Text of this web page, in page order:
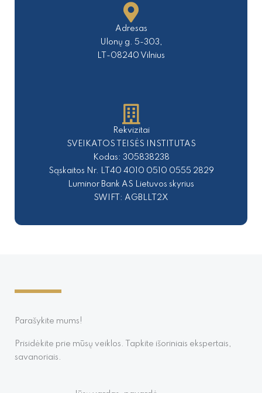
Adresas
Ulonų g. 5-303,
LT-08240 Vilnius
Rekvizitai
SVEIKATOS TEISĖS INSTITUTAS
Kodas: 305838238
Sąskaitos Nr. LT40 4010 0510 0555 2829
Luminor Bank AS Lietuvos skyrius
SWIFT: AGBLLT2X
Parašykite mums!
Prisidėkite prie mūsų veiklos. Tapkite išoriniais ekspertais,
savanoriais.